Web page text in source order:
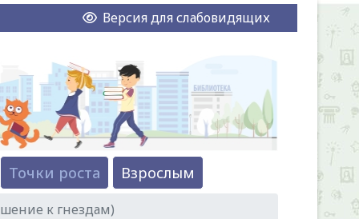
Версия для слабовидящих
Точки роста Взрослым
к гнездам)